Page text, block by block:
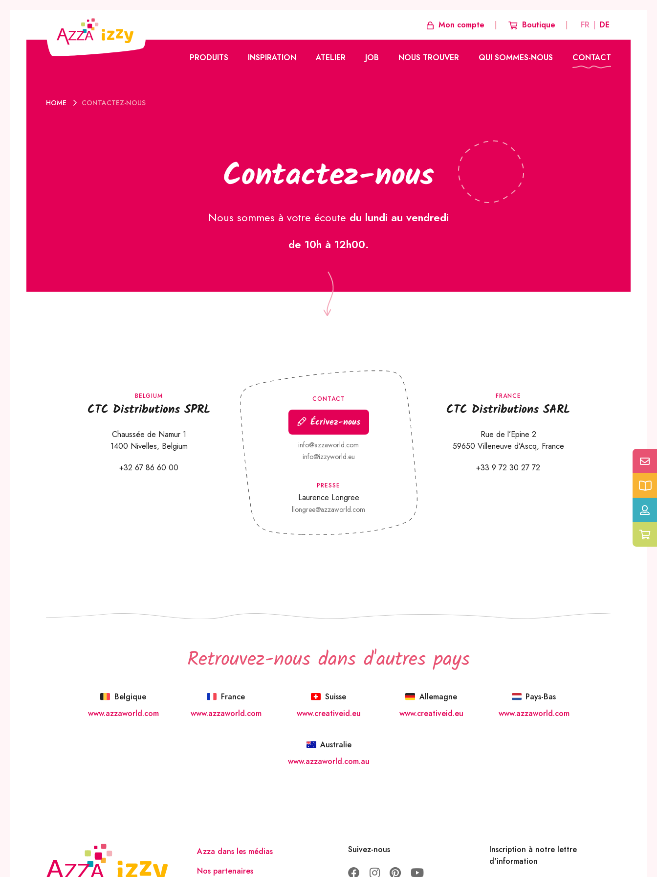
Mon compte Boutique FR DE
PRODUITS INSPIRATION ATELIER JOB NOUS TROUVER QUI SOMMES-NOUS CONTACT
HOME CONTACTEZ-NOUS
Contactez-nous
Nous sommes à votre écoute du lundi au vendredi
de 10h à 12h00.
CONTACT
Écrivez-nous
info@azzaworld.com
info@izzyworld.eu
PRESSE
Laurence Longree
llongree@azzaworld.com
BELGIUM
CTC Distributions SPRL
Chaussée de Namur 1
1400 Nivelles, Belgium
+32 67 86 60 00
FRANCE
CTC Distributions SARL
Rue de l’Epine 2
59650 Villeneuve d’Ascq, France
+33 9 72 30 27 72
Retrouvez-nous dans d'autres pays
Belgique
www.azzaworld.com
France
www.azzaworld.com
Suisse
www.creativeid.eu
Allemagne
www.creativeid.eu
Pays-Bas
www.azzaworld.com
Australie
www.azzaworld.com.au
Azza dans les médias
Nos partenaires
Suivez-nous
Inscription à notre lettre
d'information